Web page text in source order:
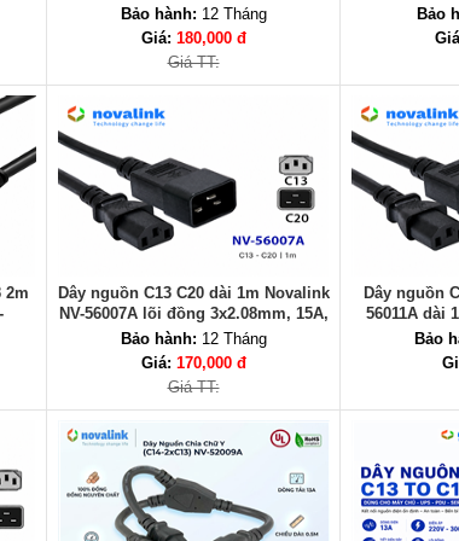
16AWG UL
Bảo hành: 12 Tháng
Giá: 180,000 đ
Giá TT:
Bảo
2m
Dây nguồn C13 C20 dài 1m Novalink
NV-56007A lõi đồng 3x2.08mm, 15A,
tiêu chuẩn UL
Bảo hành: 12 Tháng
Giá: 170,000 đ
Giá TT:
Dây nguồn
56011A dài
15A,
Bảo